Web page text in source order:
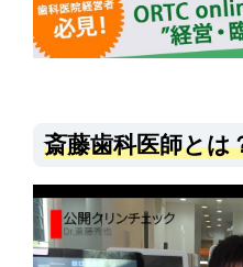
斎藤歯科医師とは